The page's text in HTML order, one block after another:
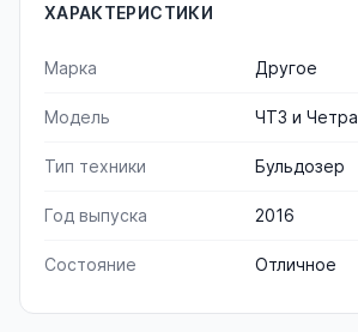
ХАРАКТЕРИСТИКИ
Марка Другое
Модель ЧТЗ и Четра
Тип техники Бульдозер
Год выпуска 2016
Состояние Отличное